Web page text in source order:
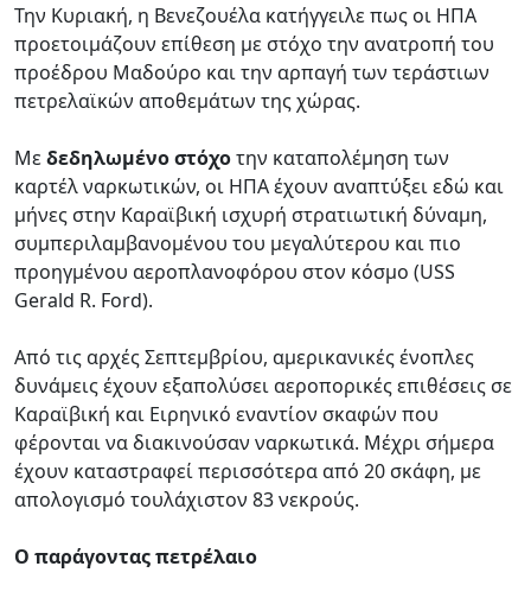
Την Κυριακή, η Βενεζουέλα κατήγγειλε πως οι ΗΠΑ
προετοιμάζουν επίθεση με στόχο την ανατροπή του
προέδρου Μαδούρο και την αρπαγή των τεράστιων
πετρελαϊκών αποθεμάτων της χώρας.
Μεδεδηλωμένο στόχοτην καταπολέμηση των
καρτέλ ναρκωτικών, οι ΗΠΑ έχουν αναπτύξει εδώ και
μήνες στην Καραϊβική ισχυρή στρατιωτική δύναμη,
συμπεριλαμβανομένου του μεγαλύτερου και πιο
προηγμένου αεροπλανοφόρου στον κόσμο (USS
Gerald R. Ford).
Από τις αρχές Σεπτεμβρίου, αμερικανικές ένοπλες
δυνάμεις έχουν εξαπολύσει αεροπορικές επιθέσεις σε
Καραϊβική και Ειρηνικό εναντίον σκαφών που
φέρονται να διακινούσαν ναρκωτικά. Μέχρι σήμερα
έχουν καταστραφεί περισσότερα από 20 σκάφη, με
απολογισμό τουλάχιστον 83 νεκρούς.
Ο παράγοντας πετρέλαιο